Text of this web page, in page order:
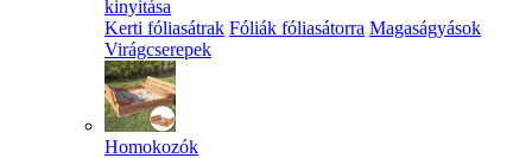
kinyitása
Kerti fóliasátrak Fóliák fóliasátorra Magaságyások
Virágcserepek
Homokozók